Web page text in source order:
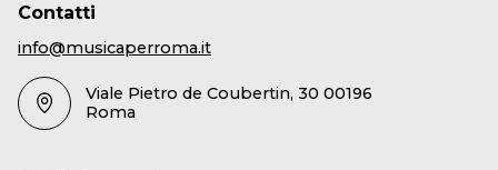
Contatti
info@musicaperroma.it
Viale Pietro de Coubertin, 30 00196
Roma